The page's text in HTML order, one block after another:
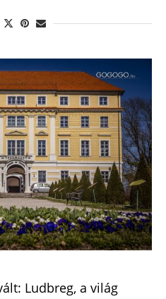
Ludbreg, a világ